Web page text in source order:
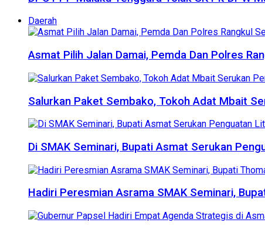
Daerah
Asmat Pilih Jalan Damai, Pemda Dan Polres
Salurkan Paket Sembako, Tokoh Adat Mbait
Di SMAK Seminari, Bupati Asmat Serukan
Hadiri Peresmian Asrama SMAK Seminari,